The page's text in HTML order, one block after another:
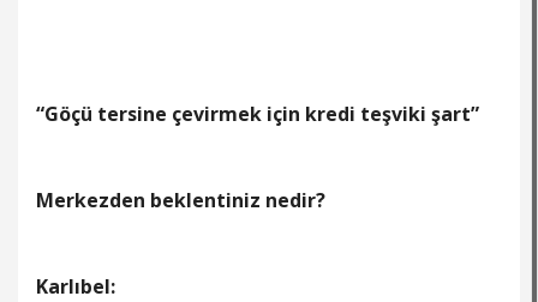
“Göçü tersine çevirmek için kredi teşviki şart”
Merkezden beklentiniz nedir?
Karlıbel: